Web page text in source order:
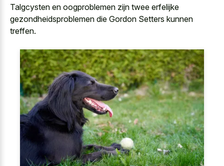
Talgcysten en oogproblemen zijn twee erfelijke
gezondheidsproblemen die Gordon Setters kunnen
treffen.